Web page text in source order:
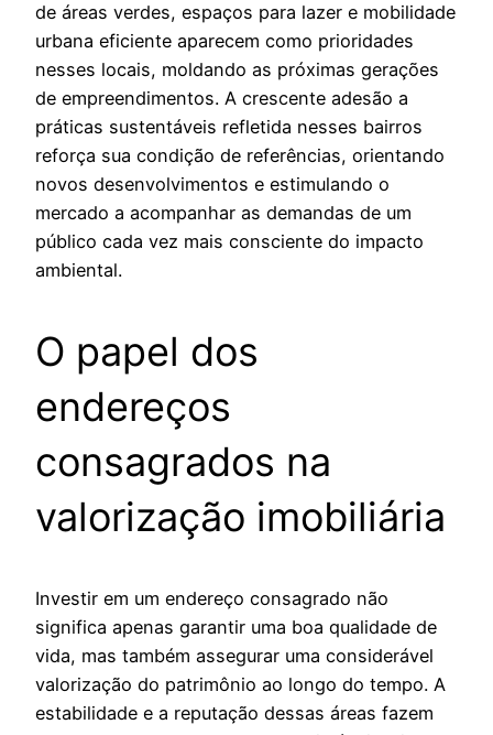
de áreas verdes, espaços para lazer e mobilidade
urbana eficiente aparecem como prioridades
nesses locais, moldando as próximas gerações
de empreendimentos. A crescente adesão a
práticas sustentáveis refletida nesses bairros
reforça sua condição de referências, orientando
novos desenvolvimentos e estimulando o
mercado a acompanhar as demandas de um
público cada vez mais consciente do impacto
ambiental.
O papel dos
endereços
consagrados na
valorização imobiliária
Investir em um endereço consagrado não
significa apenas garantir uma boa qualidade de
vida, mas também assegurar uma considerável
valorização do patrimônio ao longo do tempo. A
estabilidade e a reputação dessas áreas fazem